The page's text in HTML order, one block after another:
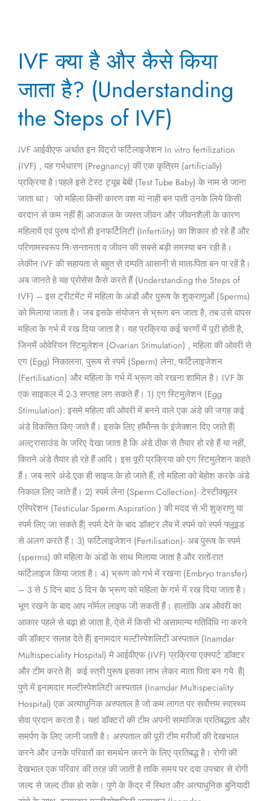
IVF क्या है और कैसे किया
जाता है? (Understanding
the Steps of IVF)
IVF आईवीएफ अर्थात इन विट्रो फर्टिलाइजेशन In vitro fertilization
(IVF) , यह गर्भधारण (Pregnancy) की एक कृत्रिम (artificially)
प्रक्रिया है।पहले इसे टेस्ट ट्यूब बेबी (Test Tube Baby) के नाम से जाना
जाता था। जो महिला किसी कारण वश मां नाही बन पाती उनके लिये किसी
वरदान से कम नहीं हैं| आजकल के व्यस्त जीवन और जीवनशैली के कारण
महिलायें एवं पुरुष दोनों ही इनफर्टिलिटी (Infertility) का शिकार हो रहे हैं और
परिणामस्वरूप निःसन्तानता व जीवन की सबसे बड़ी समस्या बन रही है।
लेकीन IVF की सहायता से बहुत से दम्पति आसानी से माता-पिता बन पा रहें है।
अब जानते हे यह प्रोसेस कैसे करते हैं (Understanding the Steps of
IVF) – इस ट्रीटमेंट में महिला के अंडों और पुरूष के शुक्राणुओं (Sperms)
को मिलाया जाता है। जब इसके संयोजन से भ्रूण बन जाता है, तब उसे वापस
महिला के गर्भ में रख दिया जाता है। यह प्रक्रिया कई चरणों में पूरी होती है,
जिनमें ओवेरियन स्टिमुलेशन (Ovarian Stimulation) , महिला की ओवरी से
एग (Egg) निकालना, पुरूष से स्पर्म (Sperm) लेना, फर्टिलाइजेशन
(Fertilisation) और महिला के गर्भ में भ्रूण को रखना शामिल है। IVF के
एक साइकल में 2-3 सप्ताह लग सकते हैं। 1) एग स्टिमुलेशन (Egg
Stimulation): इसमे महिला की ओवरी में बनने वाले एक अंडे की जगह कई
अंडे विकसित किए जाते हैं। इसके लिए हॉर्मोन्स के इंजेक्शन दिए जाते हैं|
अल्ट्रासाउंड के जरिए देखा जाता है कि अंडे ठीक से तैयार हो रहे हैं या नहीं,
कितने अंडे तैयार हो रहे हैं आदि। इस पूरी प्रक्रिया को एग स्टिमुलेशन कहते
हैं। जब सारे अंडे एक ही साइज के हो जाते हैं, तो महिला को बेहोश करके अंडे
निकाल लिए जाते हैं। 2) स्पर्म लेना (Sperm Collection)- टेस्टीक्यूलर
एस्पिरेशन (Testicular Sperm Aspiration ) की मदद से भी शुक्राणु या
स्पर्म लिए जा सकते हैं| स्पर्म देने के बाद डॉक्टर लैब में स्पर्म को स्पर्म फ्लूइड
से अलग करते हैं। 3) फर्टिलाइजेशन (Fertilisation)- अब पुरूष के स्पर्म
(sperms) को महिला के अंडों के साथ मिलाया जाता है और रातों-रात
फर्टिलाइज किया जाता है। 4)​ भ्रूण को गर्भ में रखना (Embryo transfer)
– 3 से 5 दिन बाद 5 दिन के भ्रूण को महिला के गर्भ में रख दिया जाता है।
भूण रखने के बाद आप नॉर्मल लाइफ जी सकती हैं। हालांकि अब ओवरी का
आकार पहले से बढ़ा हो जाता है, ऐसे में किसी भी असामान्य गतिविधि ना करने
की डॉक्टर सलाह देते हैं| इनामदार मल्टीस्पेशलिटी अस्पताल (Inamdar
Multispeciality Hospital) मे आईवीएफ (IVF) प्रक्रिया एक्स्पर्ट डॉक्टर
और टीम करते है| कई स्त्री पुरूष इसका लाभ लेकर माता पिता बन गये हैं|
पुणे में इनामदार मल्टीस्पेशलिटी अस्पताल (Inamdar Multispeciality
Hospital) एक अत्याधुनिक अस्पताल है जो कम लागत पर सर्वोत्तम स्वास्थ्य
सेवा प्रदान करता है। यहां डॉक्टरों की टीम अपनी सामाजिक प्रतिबद्धता और
समर्पण के लिए जानी जाती है। अस्पताल की पूरी टीम मरीजों की देखभाल
करने और उनके परिवारों का समर्थन करने के लिए प्रतिबद्ध है। रोगी की
देखभाल एक परिवार की तरह की जाती है ताकि समय पर दवा उपचार से रोगी
जल्द से जल्द ठीक हो सके। पुणे के केंद्र में स्थित और अत्याधुनिक बुनियादी
क्या
और
कैसे
किया
है?
(Understanding
the
Steps
of
IVF)